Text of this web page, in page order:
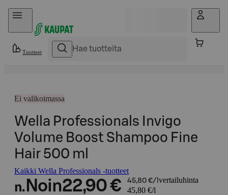
Hyppää sisältöön
Tuotteet
Ei valikoimassa
Wella Professionals Invigo
Volume Boost Shampoo Fine
Hair 500 ml
Kaikki Wella Professionals -tuotteet
n. Noin22,90 € 45,80 €/l vertailuhinta
45,80 €/l